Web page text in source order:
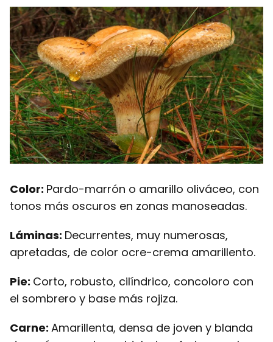
Color: Pardo-marrón o amarillo oliváceo, con
tonos más oscuros en zonas manoseadas.
Láminas: Decurrentes, muy numerosas,
apretadas, de color ocre-crema amarillento.
Pie: Corto, robusto, cilíndrico, concoloro con
el sombrero y base más rojiza.
Carne: Amarillenta, densa de joven y blanda